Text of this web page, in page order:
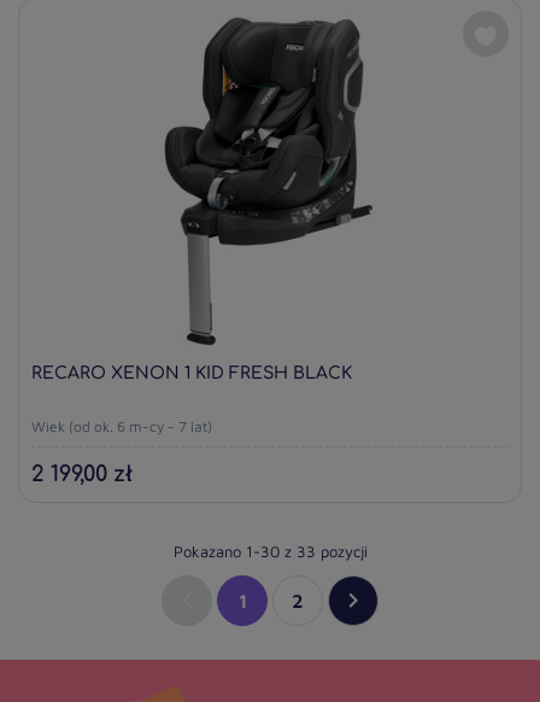
RECARO XENON 1 KID FRESH BLACK
Wiek (od ok. 6 m-cy - 7 lat)
2 199,00 zł
Pokazano 1-30 z 33 pozycji
1 2 